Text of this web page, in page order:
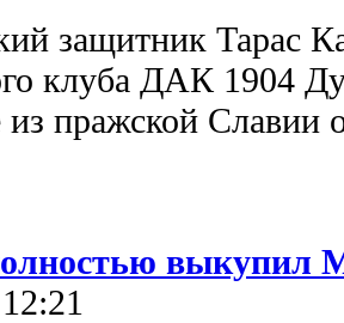
защитник Тарас
клуба ДАК 1904
из пражской Славии
выкупил